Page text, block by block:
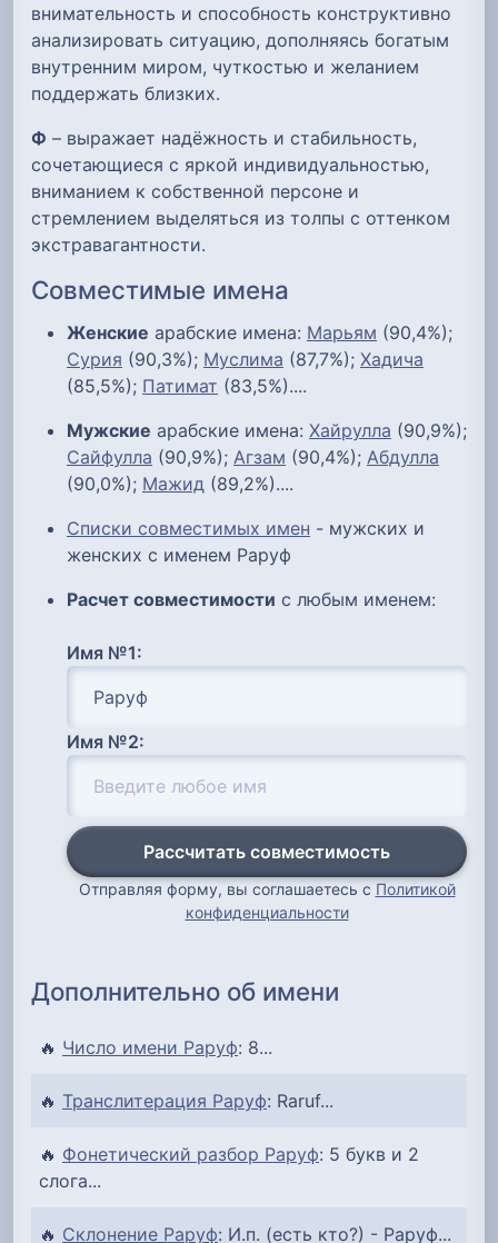
внимательность и способность конструктивно
анализировать ситуацию, дополняясь богатым
внутренним миром, чуткостью и желанием
поддержать близких.
Ф – выражает надёжность и стабильность,
сочетающиеся с яркой индивидуальностью,
вниманием к собственной персоне и
стремлением выделяться из толпы с оттенком
экстравагантности.
Совместимые имена
Женские арабские имена: Марьям (90,4%);
Сурия (90,3%); Муслима (87,7%); Хадича
(85,5%); Патимат (83,5%)....
Мужские арабские имена: Хайрулла (90,9%);
Сайфулла (90,9%); Агзам (90,4%); Абдулла
(90,0%); Мажид (89,2%)....
Списки совместимых имен - мужских и
женских с именем Раруф
Расчет совместимости с любым именем:
Имя №1:
Имя №2:
Рассчитать совместимость
Отправляя форму, вы соглашаетесь с Политикой
конфиденциальности
Дополнительно об имени
🔥 Число имени Раруф: 8...
🔥 Транслитерация Раруф: Raruf...
🔥 Фонетический разбор Раруф: 5 букв и 2
слога...
🔥 Склонение Раруф: И.п. (есть кто?) - Раруф...